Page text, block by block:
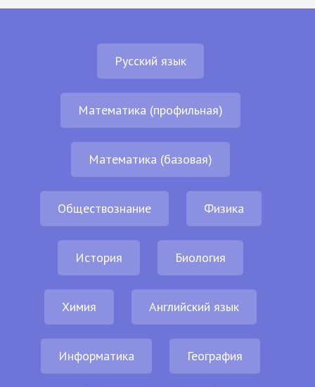
Русский язык
Математика (профильная)
Математика (базовая)
Обществознание Физика
История Биология
Химия Английский язык
Информатика География